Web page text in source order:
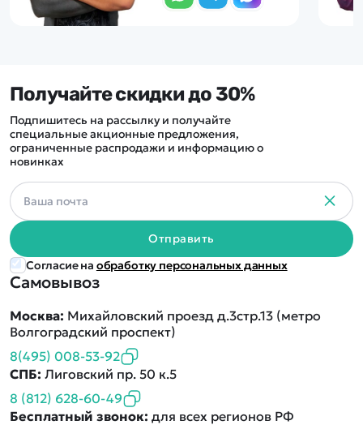
Самовывоз
Москва: Михайловский проезд д.3стр.13 (метро
Волгоградский проспект)
8(495) 008-53-92
СПБ: Лиговский пр. 50 к.5
8 (812) 628-60-49
Бесплатный звонок: для всех регионов РФ
Получайте скидки до 30%
Подпишитесь на рассылку и получайте
специальные акционные предложения,
ограниченные распродажи и информацию о
новинках
Отправить
Согласие на обработку персональных данных